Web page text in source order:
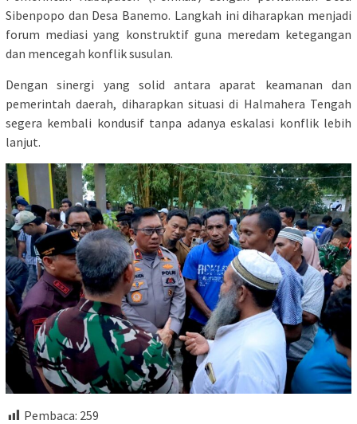
Sibenpopo dan Desa Banemo. Langkah ini diharapkan menjadi
forum mediasi yang konstruktif guna meredam ketegangan
dan mencegah konflik susulan.
Dengan sinergi yang solid antara aparat keamanan dan
pemerintah daerah, diharapkan situasi di Halmahera Tengah
segera kembali kondusif tanpa adanya eskalasi konflik lebih
lanjut.
Pembaca: 259